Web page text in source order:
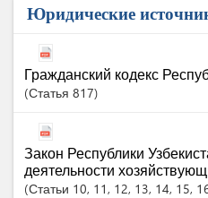
Юридические
Гражданский кодекс
Статья 817
Закон Республики
деятельности
Статьи 10, 11 , 12, 13, 14, 15,